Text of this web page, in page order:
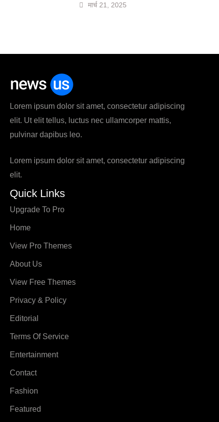
मार्च 21, 2025
Lorem ipsum dolor sit amet, consectetur adipiscing
elit. Ut elit tellus, luctus nec ullamcorper mattis,
pulvinar dapibus leo.
Lorem ipsum dolor sit amet, consectetur adipiscing
elit.
Quick Links
Upgrade To Pro
Home
View Pro Themes
About Us
View Free Themes
Privacy & Policy
Editorial
Terms Of Service
Entertainment
Contact
Fashion
Featured